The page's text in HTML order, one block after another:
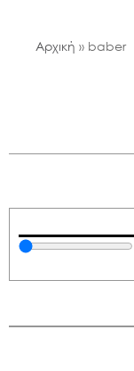
Αρχική » baber